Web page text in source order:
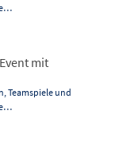
mit
Teamspiele und